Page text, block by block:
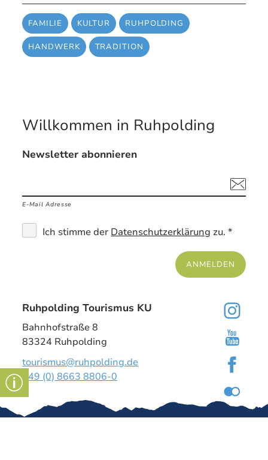
FAMILIE KULTUR RUHPOLDING
HANDWERK TRADITION
Willkommen in Ruhpolding
Newsletter abonnieren
E-Mail Adresse
Ich stimme der Datenschutzerklärung zu. *
ANMELDEN
Ruhpolding Tourismus KU
Bahnhofstraße 8
83324 Ruhpolding
tourismus@ruhpolding.de
+49 (0) 8663 8806-0